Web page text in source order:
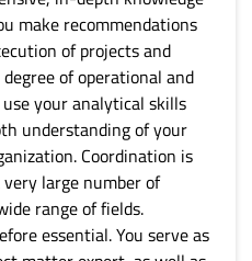
make recommendations
of projects and
of operational and
your analytical skills
understanding of your
Coordination is
large number of
range of fields.
essential. You serve as